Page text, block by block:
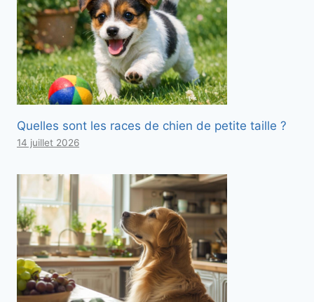
Quelles sont les races de chien de petite taille ?
14 juillet 2026